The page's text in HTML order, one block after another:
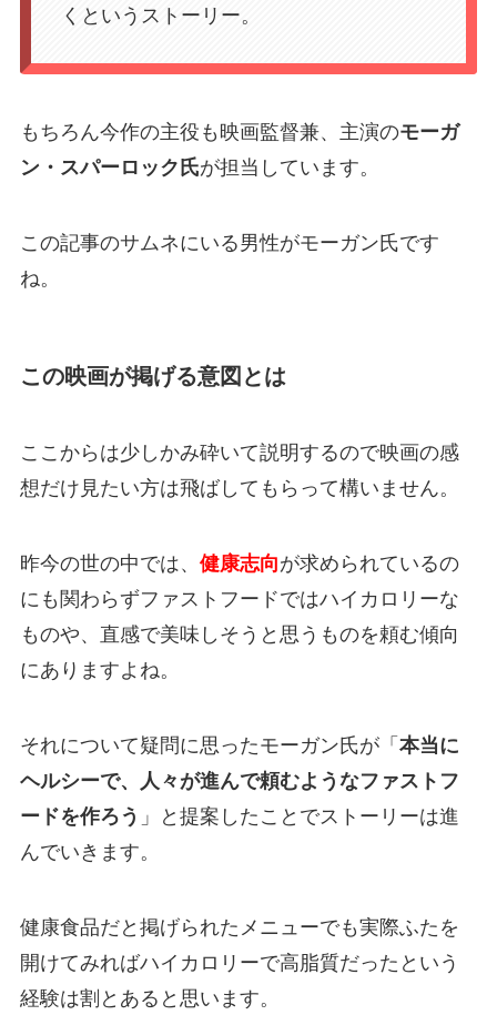
くというストーリー。
もちろん今作の主役も映画監督兼、主演のモーガ
ン・スパーロック氏が担当しています。
この記事のサムネにいる男性がモーガン氏です
ね。
この映画が掲げる意図とは
ここからは少しかみ砕いて説明するので映画の感
想だけ見たい方は飛ばしてもらって構いません。
昨今の世の中では、 健康志向が求められているの
にも関わらずファストフードではハイカロリーな
ものや、直感で美味しそうと思うものを頼む傾向
にありますよね。
それについて疑問に思ったモーガン氏が「 本当に
ヘルシーで、人々が進んで頼むようなファストフ
ードを作ろう 」と提案したことでストーリーは進
んでいきます。
健康食品だと掲げられたメニューでも実際ふたを
開けてみればハイカロリーで高脂質だったという
経験は割とあると思います。